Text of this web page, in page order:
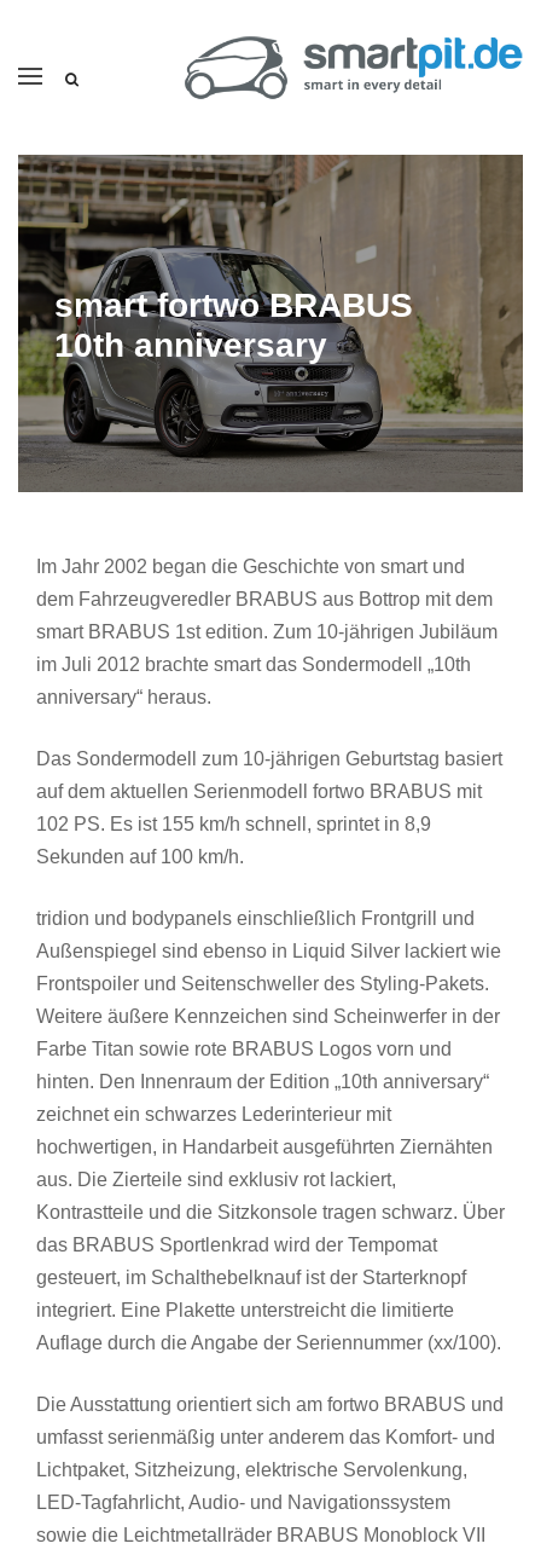
smart fortwo BRABUS
10th anniversary
Im Jahr 2002 began die Geschichte von smart und
dem Fahrzeugveredler BRABUS aus Bottrop mit dem
smart BRABUS 1st edition. Zum 10-jährigen Jubiläum
im Juli 2012 brachte smart das Sondermodell „10th
anniversary“ heraus.
Das Sondermodell zum 10-jährigen Geburtstag basiert
auf dem aktuellen Serienmodell fortwo BRABUS mit
102 PS. Es ist 155 km/h schnell, sprintet in 8,9
Sekunden auf 100 km/h.
tridion und bodypanels einschließlich Frontgrill und
Außenspiegel sind ebenso in Liquid Silver lackiert wie
Frontspoiler und Seitenschweller des Styling-Pakets.
Weitere äußere Kennzeichen sind Scheinwerfer in der
Farbe Titan sowie rote BRABUS Logos vorn und
hinten. Den Innenraum der Edition „10th anniversary“
zeichnet ein schwarzes Lederinterieur mit
hochwertigen, in Handarbeit ausgeführten Ziernähten
aus. Die Zierteile sind exklusiv rot lackiert,
Kontrastteile und die Sitzkonsole tragen schwarz. Über
das BRABUS Sportlenkrad wird der Tempomat
gesteuert, im Schalthebelknauf ist der Starterknopf
integriert. Eine Plakette unterstreicht die limitierte
Auflage durch die Angabe der Seriennummer (xx/100).
Die Ausstattung orientiert sich am fortwo BRABUS und
umfasst serienmäßig unter anderem das Komfort- und
Lichtpaket, Sitzheizung, elektrische Servolenkung,
LED-Tagfahrlicht, Audio- und Navigationssystem
sowie die Leichtmetallräder BRABUS Monoblock VII